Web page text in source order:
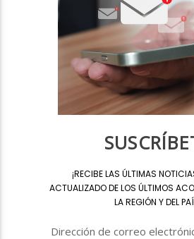
¡RECIBE LAS ÚLTIMAS
ACTUALIZADO DE LOS ÚLTIMOS
LA REGIÓN Y DEL